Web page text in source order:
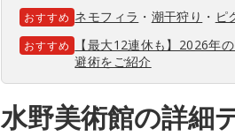
おすすめ ネモフィラ ・ 潮干狩り ・ ピ
おすすめ
【最大12連休も】2026年
避術をご紹介
水野美術館の詳細